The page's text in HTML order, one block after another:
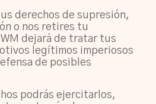
derechos de supresión,
o nos retires tu
dejará de tratar tus
legítimos imperiosos
de posibles
podrás ejercitarlos,